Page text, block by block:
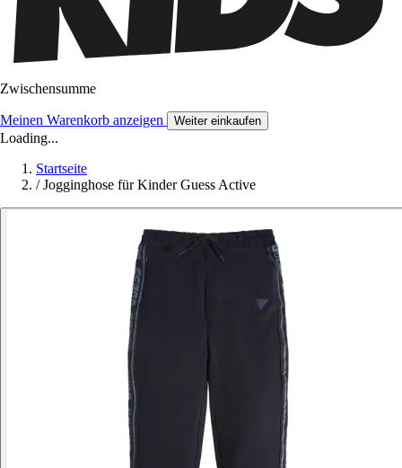
Zwischensumme
Meinen Warenkorb anzeigen Weiter einkaufen
Loading...
Startseite
/ Jogginghose für Kinder Guess Active